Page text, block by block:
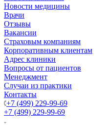
Новости медицины
Врачи
Отзывы
Вакансии
Страховым компаниям
Корпоративным клиентам
Адрес клиники
Вопросы от пациентов
Менеджмент
Случаи из практики
Контакты
+7 (499) 229-99-69
+7 (499) 229-99-69